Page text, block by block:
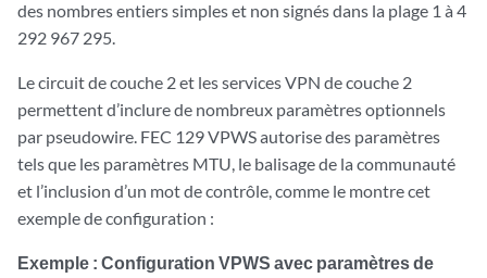
des nombres entiers simples et non signés dans la plage 1 à 4
292 967 295.
Le circuit de couche 2 et les services VPN de couche 2
permettent d’inclure de nombreux paramètres optionnels
par pseudowire. FEC 129 VPWS autorise des paramètres
tels que les paramètres MTU, le balisage de la communauté
et l’inclusion d’un mot de contrôle, comme le montre cet
exemple de configuration :
Exemple : Configuration VPWS avec paramètres de